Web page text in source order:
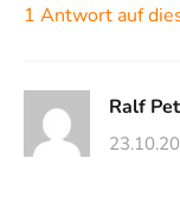
1 Antwort auf
Ralf